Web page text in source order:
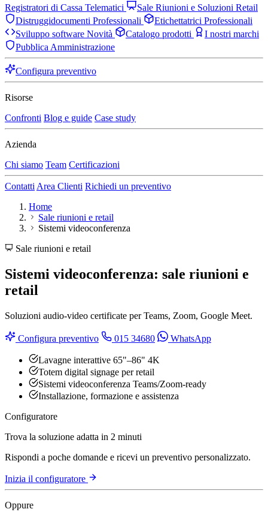
Registratori di Cassa Telematici
Sale Riunioni e Soluzioni Retail
Distruggidocumenti Professionali
Etichettatrici Professionali
Sviluppo software Novità Catalogo prodotti
I nostri marchi
Pubblica Amministrazione
Configura preventivo
Risorse
Confronti Blog e guide Case study
Azienda
Chi siamo Team Certificazioni
Contatti Area Clienti Richiedi un preventivo
Home
Sale riunioni e retail
Sistemi videoconferenza
Sale riunioni e retail
Sistemi videoconferenza: sale riunioni e
retail
Soluzioni audio-video certificate per Teams, Zoom, Google Meet.
Configura preventivo 015 34680 WhatsApp
Lavagne interattive 65"–86" 4K
Totem digital signage per retail
Sistemi videoconferenza Teams/Zoom-ready
Installazione, formazione e assistenza
Configuratore
Trova la soluzione adatta in 2 minuti
Rispondi a poche domande e ricevi un preventivo personalizzato.
Inizia il configuratore
Oppure